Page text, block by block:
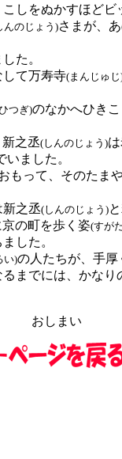
しをぬかすほどビ
んのじょう)さまが、
た。
て万寿寺(まんじゅじ
つぎ)のなかへひき
之丞(しんのじょう)
いました。
もって、そのたま
之丞(しんのじょう)
の町を歩く姿(すが
した。
い)の人たちが、手厚
までには、かな
おしまい